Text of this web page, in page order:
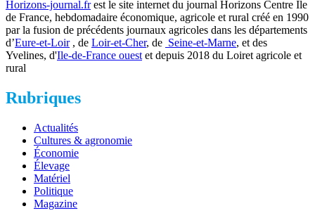
Horizons-journal.frest le site internet du journal Horizons Centre Ile
de France, hebdomadaire économique, agricole et rural créé en 1990
par la fusion de précédents journaux agricoles dans les départements
d’Eure-et-Loir, de Loir-et-Cher, de Seine-et-Marne, et des
Yvelines, d'Ile-de-France ouestet depuis 2018 du Loiret agricole et
rural
Rubriques
Actualités
Cultures & agronomie
Économie
Élevage
Matériel
Politique
Magazine